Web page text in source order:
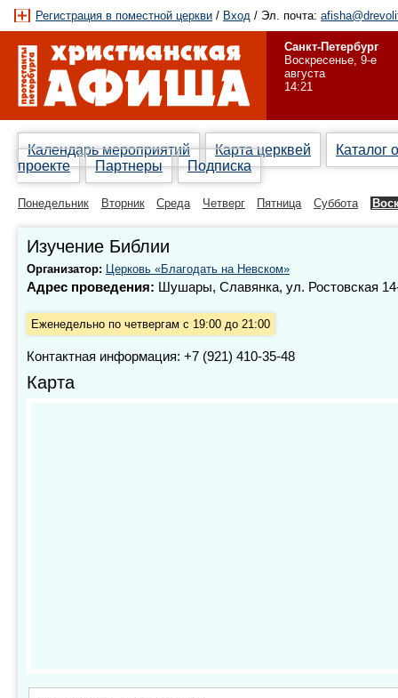
Регистрация в поместной церкви / Вход / Эл. почта:
Санкт-Петербург
Воскресенье, 9-е
августа
14:21
Календарь мероприятий Карта церквей
Каталог
проекте
Партнеры Подписка
Понедельник Вторник Среда Четверг Пятница Суббота
Изучение Библии
Организатор: Церковь «Благодать на Невском»
Адрес проведения: Шушары, Славянка, ул. Ростовская
Еженедельно по четвергам с 19:00 до 21:00
Контактная информация: +7 (921) 410-35-48
Карта